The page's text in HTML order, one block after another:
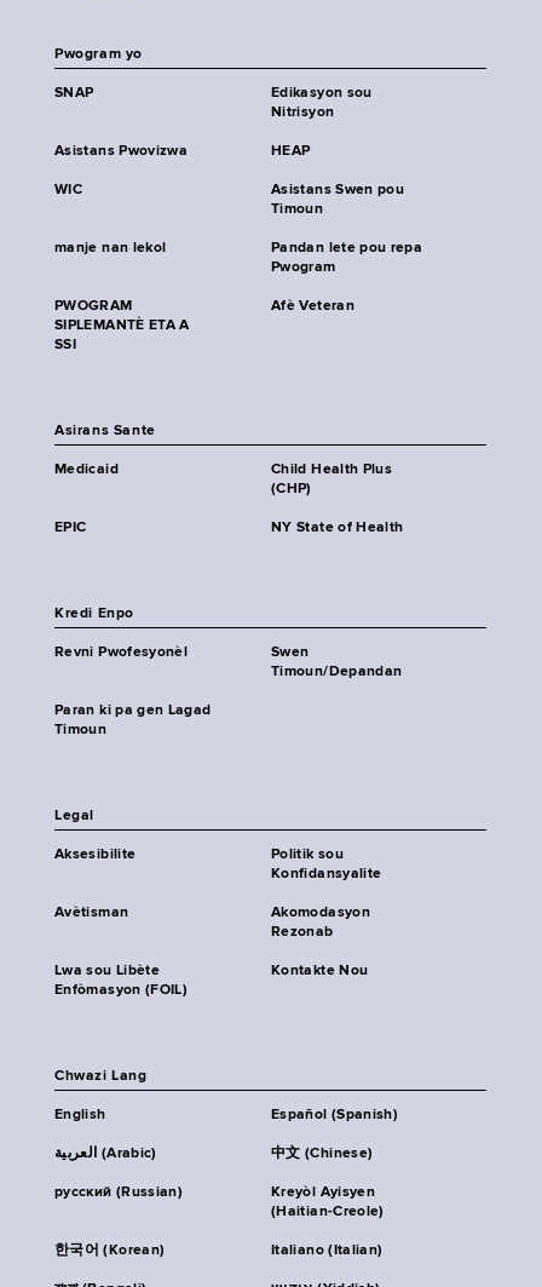
Pwogram yo
SNAP
Edikasyon sou
Nitrisyon
Asistans Pwovizwa HEAP
WIC
Asistans Swen pou
Timoun
manje nan lekol
Pandan lete pou repa
Pwogram
PWOGRAM
SIPLEMANTÈ ETA A
SSI
Afè Veteran
Asirans Sante
Medicaid
Child Health Plus
(CHP)
EPIC NY State of Health
Kredi Enpo
Revni Pwofesyonèl
Swen
Timoun/Depandan
Paran ki pa gen Lagad
Timoun
Legal
Aksesibilite
Politik sou
Konfidansyalite
Avètisman
Akomodasyon
Rezonab
Lwa sou Libète
Enfòmasyon (FOIL)
Kontakte Nou
Chwazi Lang
English Español (Spanish)
العربية (Arabic) 中文 (Chinese)
русский (Russian)
Kreyòl Ayisyen
(Haitian-Creole)
한국어 (Korean) Italiano (Italian)